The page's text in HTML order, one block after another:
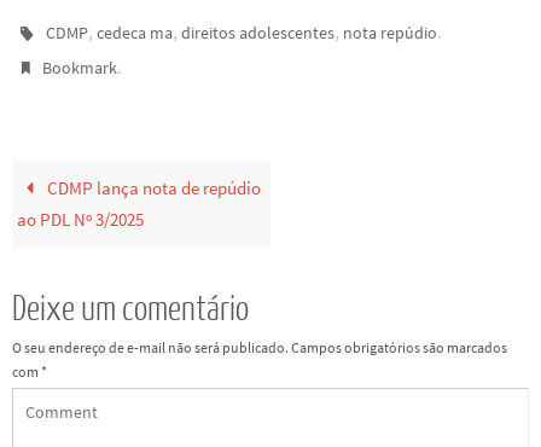
CDMP,cedeca ma,direitos adolescentes, nota repúdio.
Bookmark.
CDMP lança nota de repúdio
ao PDL Nº 3/2025
Deixe um comentário
O seu endereço de e-mail não será publicado. Campos obrigatórios são marcados
com *